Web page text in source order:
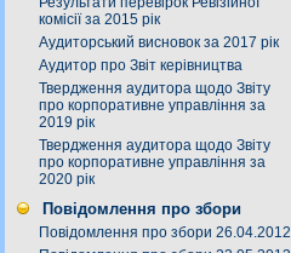
комісії за 2015 рік
Аудиторський висновок за 2017 рік
Аудитор про Звіт керівництва
Твердження аудитора щодо Звіту
про корпоративне управління за
2019 рік
Твердження аудитора щодо Звіту
про корпоративне управління за
2020 рік
Повідомлення про збори
Повідомлення про збори 26.04.2012